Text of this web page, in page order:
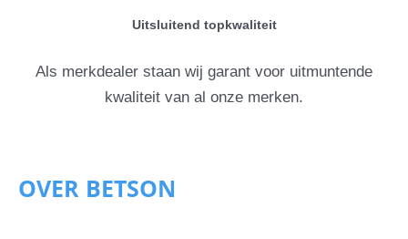
Uitsluitend topkwaliteit
Als merkdealer staan wij garant voor uitmuntende
kwaliteit van al onze merken.
OVER BETSON